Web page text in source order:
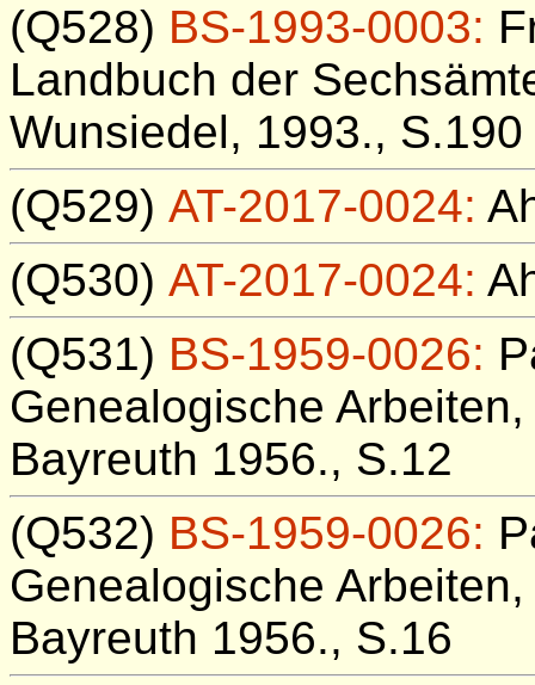
(Q528) BS-1993-0003:
Landbuch der
Wunsiedel, 1993., S.190
(Q529) AT-2017-0024:
(Q530) AT-2017-0024:
(Q531) BS-1959-0026:
Genealogische
Bayreuth 1956., S.12
(Q532) BS-1959-0026:
Genealogische
Bayreuth 1956., S.16